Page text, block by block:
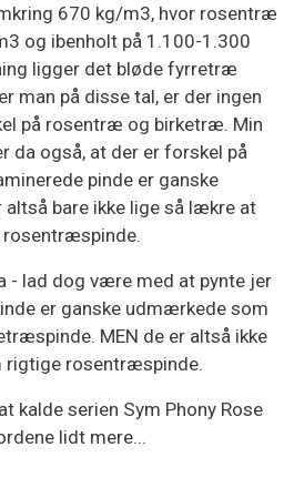
670 kg/m3, hvor rosentræ
og ibenholt på 1.100-1.300
ligger det bløde fyrretræ
man på disse tal, er der ingen
på rosentræ og birketræ. Min
da også, at der er forskel på
pinde er ganske
bare ikke lige så lækre at
- lad dog være med at pynte jer
er ganske udmærkede som
MEN de er altså ikke
rigtige rosentræspinde.
kalde serien Sym Phony Rose
lidt mere...